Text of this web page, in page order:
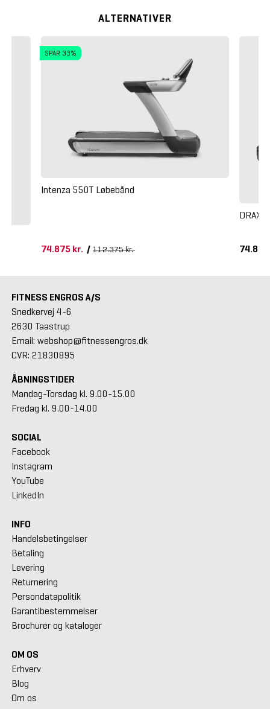
ALTERNATIVER
SPAR 33%
Intenza 550T Løbebånd
74.875 kr. / 112.375 kr.
DRAX
FITNESS ENGROS A/S
Snedkervej 4-6
2630 Taastrup
Email: webshop@fitnessengros.dk
CVR: 21830895
ÅBNINGSTIDER
Mandag-Torsdag kl. 9.00-15.00
Fredag kl. 9.00-14.00
SOCIAL
Facebook
Instagram
YouTube
LinkedIn
INFO
Handelsbetingelser
Betaling
Levering
Returnering
Persondatapolitik
Garantibestemmelser
Brochurer og kataloger
OM OS
Erhverv
Blog
Om os